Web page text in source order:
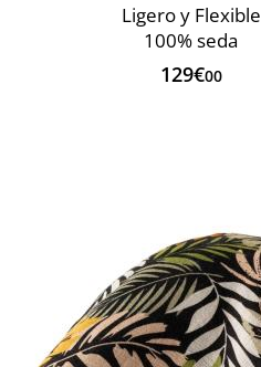
Ligero y Flexible
100% seda
129€00